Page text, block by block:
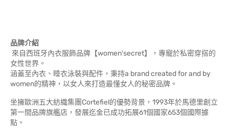
品牌介紹
來自西班牙內衣服飾品牌【women'secret】，專寵於私密穿搭的
女性世界。
涵蓋至內衣、睡衣泳裝與配件，秉持a brand created for and by
women的精神，以女人來打造最懂女人的秘密品牌。
坐擁歐洲五大紡織集團Cortefiel的優勢背景，1993年於馬德里創立
第一間品牌旗艦店，發展迄金已成功拓展61個國家653個國際據
點。